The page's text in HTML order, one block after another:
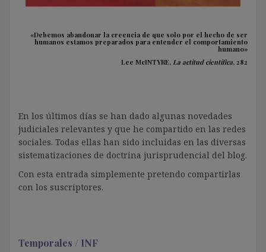
«Debemos abandonar la creencia de que solo por el hecho de ser
humanos estamos preparados para entender el comportamiento
humano»
Lee McINTYRE, La actitud científica, 282
En los últimos días se han dado algunas novedades
judiciales relevantes y que he compartido en las redes
sociales. Todas ellas han sido incluidas en las diversas
sistematizaciones de doctrina jurisprudencial del blog.
Con esta entrada simplemente pretendo compartirlas
con los suscriptores.
Temporales / INF